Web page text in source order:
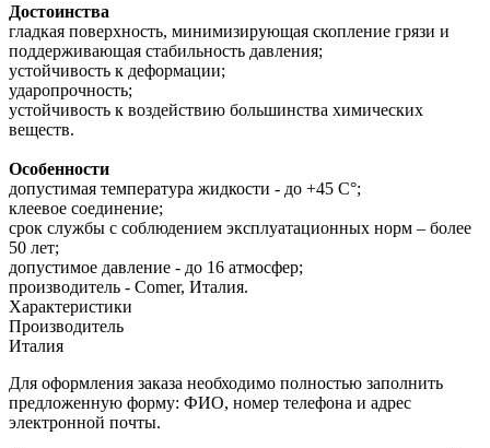
Достоинства
гладкая поверхность, минимизирующая скопление грязи и
поддерживающая стабильность давления;
устойчивость к деформации;
ударопрочность;
устойчивость к воздействию большинства химических
веществ.
Особенности
допустимая температура жидкости - до +45 С°;
клеевое соединение;
срок службы с соблюдением эксплуатационных норм – более
50 лет;
допустимое давление - до 16 атмосфер;
производитель - Comer, Италия.
Характеристики
Производитель
Италия
Для оформления заказа необходимо полностью заполнить
предложенную форму: ФИО, номер телефона и адрес
электронной почты.